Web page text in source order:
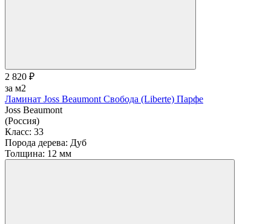
2 820 ₽
за м2
Ламинат Joss Beaumont Свобода (Liberte) Парфе
Joss Beaumont
(Россия)
Класс: 33
Порода дерева: Дуб
Толщина: 12 мм